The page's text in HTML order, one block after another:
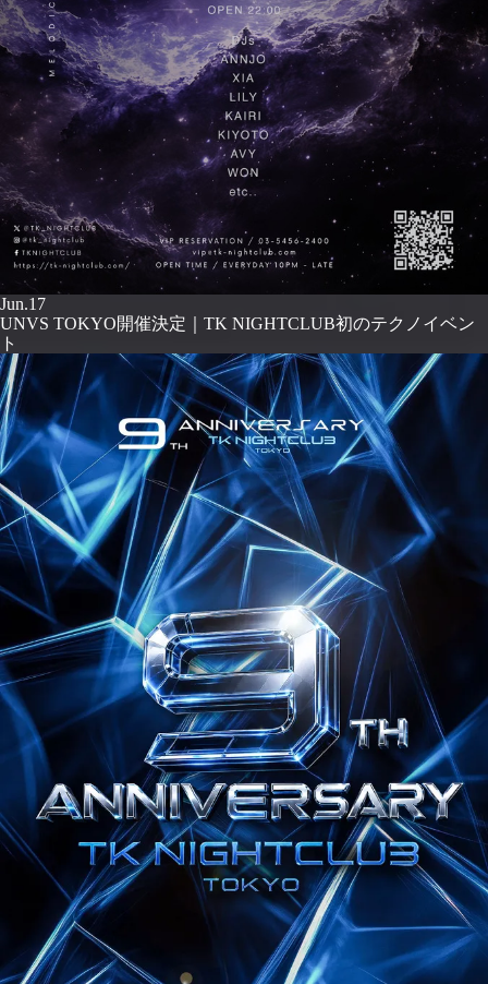
Jun.17
UNVS TOKYO開催決定｜TK NIGHTCLUB初のテクノイベン
ト